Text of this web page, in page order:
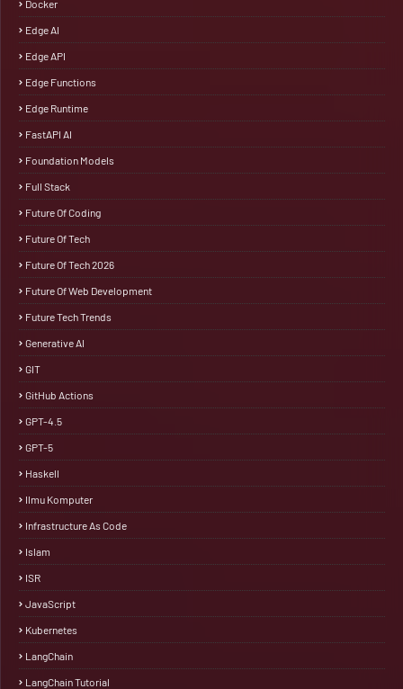
Docker
Edge AI
Edge API
Edge Functions
Edge Runtime
FastAPI AI
Foundation Models
Full Stack
Future Of Coding
Future Of Tech
Future Of Tech 2026
Future Of Web Development
Future Tech Trends
Generative AI
GIT
GitHub Actions
GPT-4.5
GPT-5
Haskell
Ilmu Komputer
Infrastructure As Code
Islam
ISR
JavaScript
Kubernetes
LangChain
LangChain Tutorial